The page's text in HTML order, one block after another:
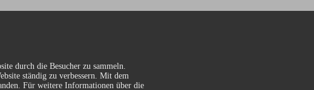
durch die Besucher zu sammeln.
ständig zu verbessern. Mit dem
Für weitere Informationen über die